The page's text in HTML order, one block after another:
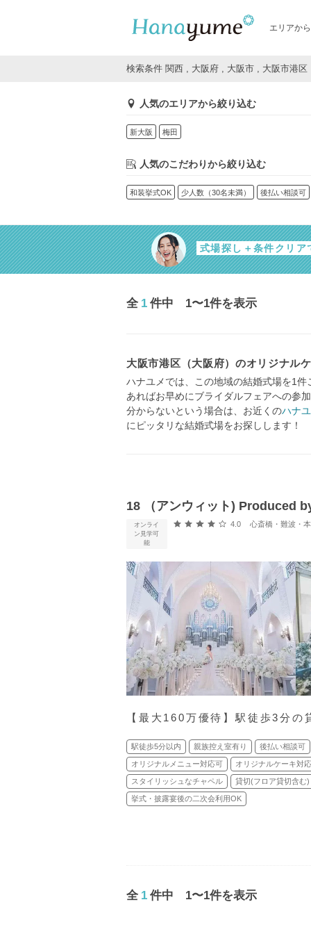
エリアか
検索条件 関西 , 大阪府 , 大阪市 , 大阪市港区
人気のエリアから絞り込む
新大阪 梅田
人気のこだわりから絞り込む
和装挙式OK 少人数（30名未満） 後払い相談可
式場探し＋条件クリア
全 1 件中 1〜1件を表示
大阪市港区（大阪府）のオリジナル
ハナユメでは、この地域の結婚式場を1
あればお早めにブライダルフェアへの参
分からないという場合は、お近くのハナ
にピッタリな結婚式場をお探しします！
18 （アンウィット) Produced
オンライ
ン見学可
能
口コミ評価
4.0 心斎橋・難波・本町・天王
【最大160万優待】駅徒歩3分
駅徒歩5分以内 親族控え室有り 後払い相談可
オリジナルメニュー対応可 オリジナルケーキ対
スタイリッシュなチャペル 貸切(フロア貸切含む)
挙式・披露宴後の二次会利用OK
全 1 件中 1〜1件を表示